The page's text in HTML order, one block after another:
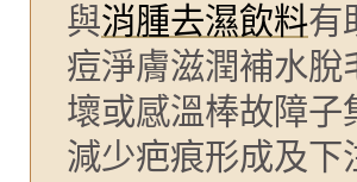
與消腫去濕飲料有
痘淨膚滋潤補水脫
壞或感溫棒故障子
減少疤痕形成及下